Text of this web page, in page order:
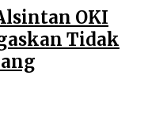
OKI
Tidak